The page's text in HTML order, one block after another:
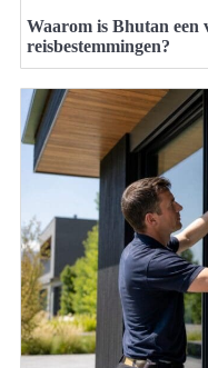
Waarom is Bhutan een
reisbestemmingen?